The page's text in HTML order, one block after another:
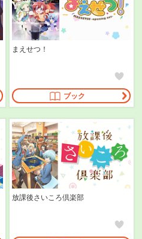
まえせつ！
ブック
放課後さいころ倶楽部